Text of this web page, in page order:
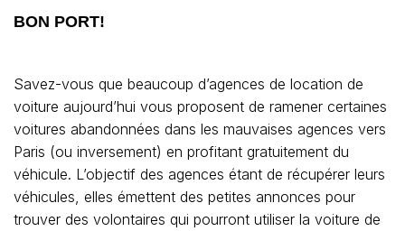
BON PORT!
Savez-vous que beaucoup d’agences de location de
voiture aujourd’hui vous proposent de ramener certaines
voitures abandonnées dans les mauvaises agences vers
Paris (ou inversement) en profitant gratuitement du
véhicule. L’objectif des agences étant de récupérer leurs
véhicules, elles émettent des petites annonces pour
trouver des volontaires qui pourront utiliser la voiture de